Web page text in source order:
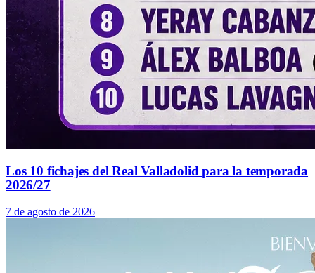
Los 10 fichajes del Real Valladolid para la temporada
2026/27
7 de agosto de 2026